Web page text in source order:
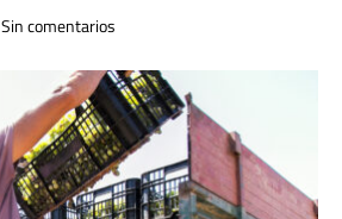
Sin comentarios